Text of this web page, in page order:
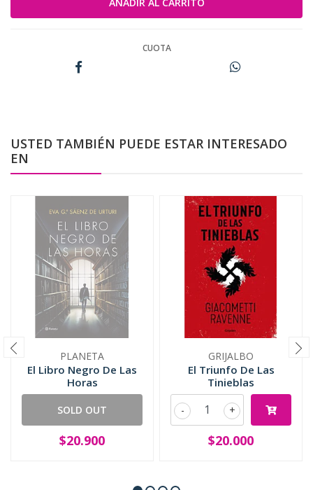
CUOTA
USTED TAMBIÉN PUEDE ESTAR INTERESADO
EN
PLANETA
El Libro Negro De Las
Horas
SOLD OUT
$20.900
GRIJALBO
El Triunfo De Las
Tinieblas
+
-
$20.000